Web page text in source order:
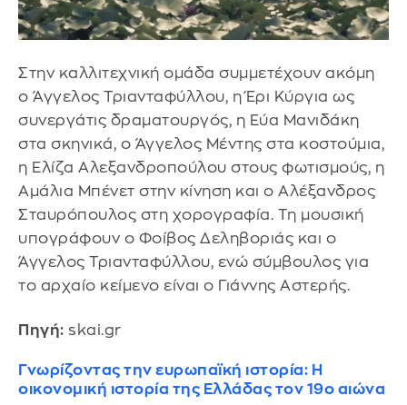
Στην καλλιτεχνική ομάδα συμμετέχουν ακόμη
ο Άγγελος Τριανταφύλλου, η Έρι Κύργια ως
συνεργάτις δραματουργός, η Εύα Μανιδάκη
στα σκηνικά, ο Άγγελος Μέντης στα κοστούμια,
η Ελίζα Αλεξανδροπούλου στους φωτισμούς, η
Αμάλια Μπένετ στην κίνηση και ο Αλέξανδρος
Σταυρόπουλος στη χορογραφία. Τη μουσική
υπογράφουν ο Φοίβος Δεληβοριάς και ο
Άγγελος Τριανταφύλλου, ενώ σύμβουλος για
το αρχαίο κείμενο είναι ο Γιάννης Αστερής.
Πηγή: skai.gr
Γνωρίζοντας την ευρωπαϊκή ιστορία: H
οικονομική ιστορία της Ελλάδας τον 19ο αιώνα